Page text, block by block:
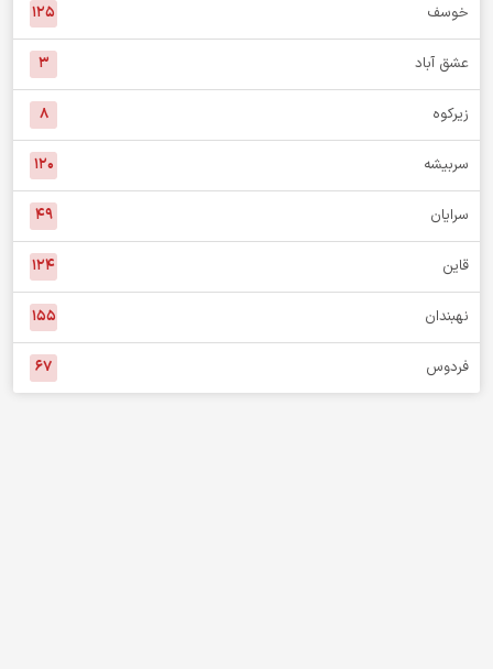
خوسف ۱۲۵
عشق آباد ۳
زیرکوه ۸
سربیشه ۱۲۰
سرایان ۴۹
قاین ۱۲۴
نهبندان ۱۵۵
فردوس ۶۷